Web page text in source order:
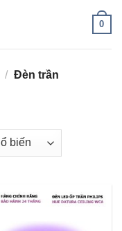
0
/ Đèn trần